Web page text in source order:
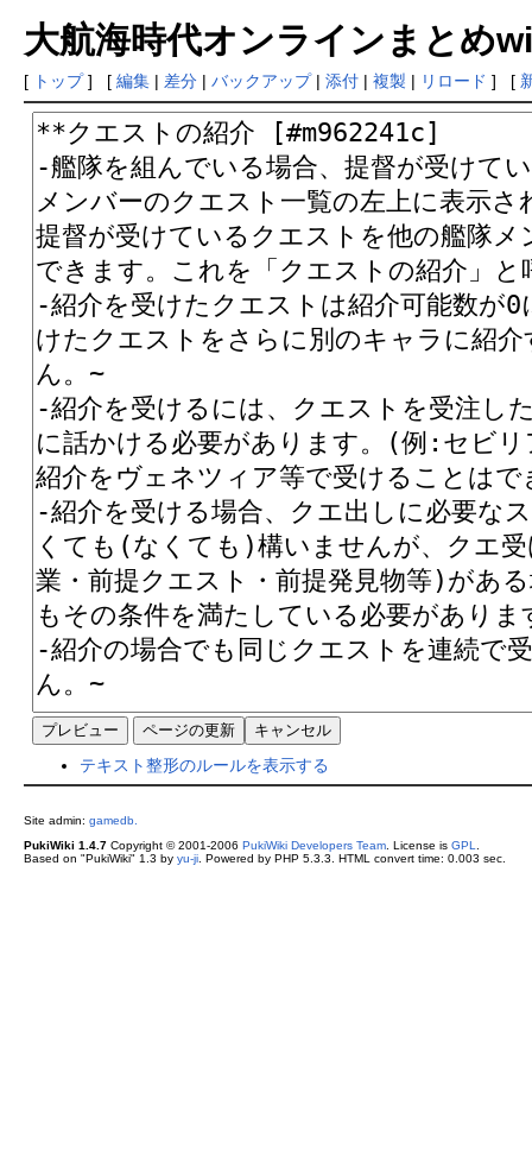
大航海時代オンラインまとめ
[ トップ] [ 編集| 差分| バックアップ| 添付| 複製 | リロード ] [
テキスト整形のルールを表示する
Site admin: gamedb.
PukiWiki 1.4.7Copyright © 2001-2006 PukiWiki Developers Team. License is GPL
Based on "PukiWiki" 1.3 by yu-ji. Powered by PHP 5.3.3. HTML convert time: 0.003 sec.